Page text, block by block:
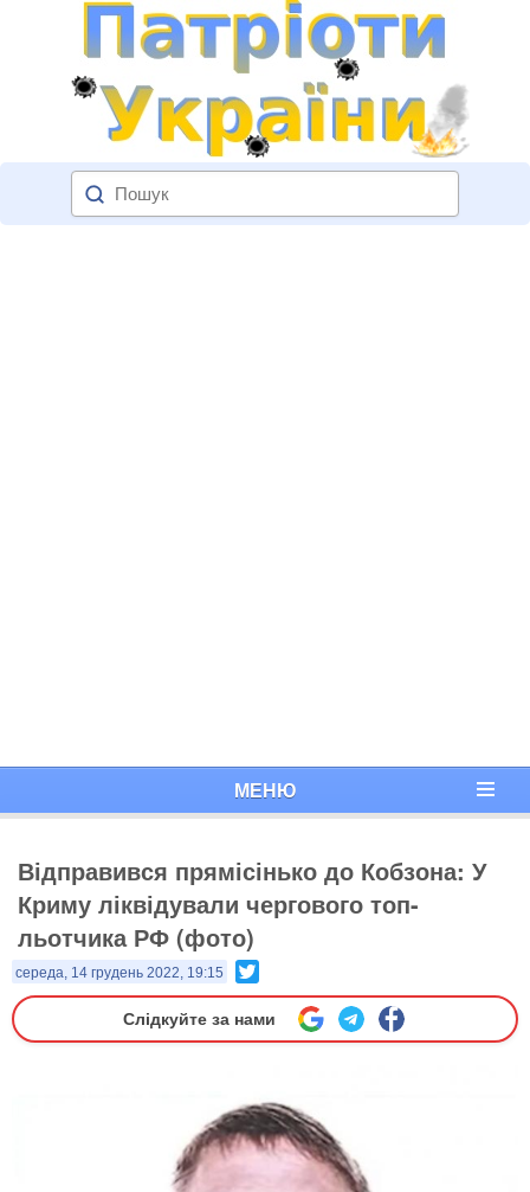
МЕНЮ
Відправився прямісінько до Кобзона: У
Криму ліквідували чергового топ-
льотчика РФ (фото)
середа, 14 грудень 2022, 19:15
Слідкуйте за нами